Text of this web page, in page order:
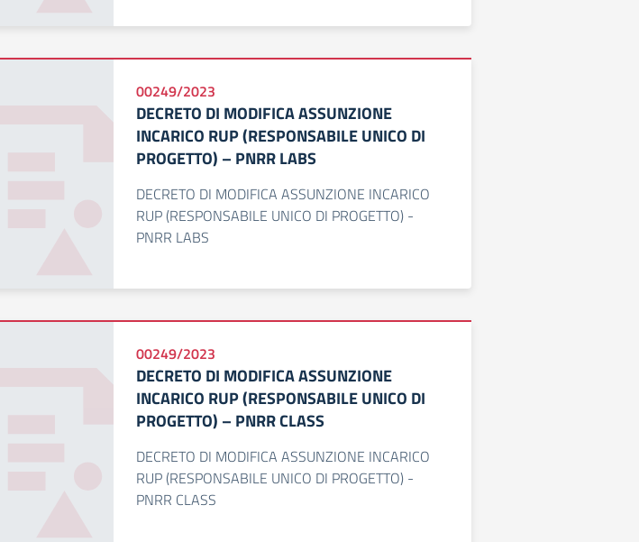
00249/2023
DECRETO DI MODIFICA ASSUNZIONE
INCARICO RUP (RESPONSABILE UNICO DI
PROGETTO) – PNRR LABS
DECRETO DI MODIFICA ASSUNZIONE INCARICO
RUP (RESPONSABILE UNICO DI PROGETTO) -
PNRR LABS
00249/2023
DECRETO DI MODIFICA ASSUNZIONE
INCARICO RUP (RESPONSABILE UNICO DI
PROGETTO) – PNRR CLASS
DECRETO DI MODIFICA ASSUNZIONE INCARICO
RUP (RESPONSABILE UNICO DI PROGETTO) -
PNRR CLASS